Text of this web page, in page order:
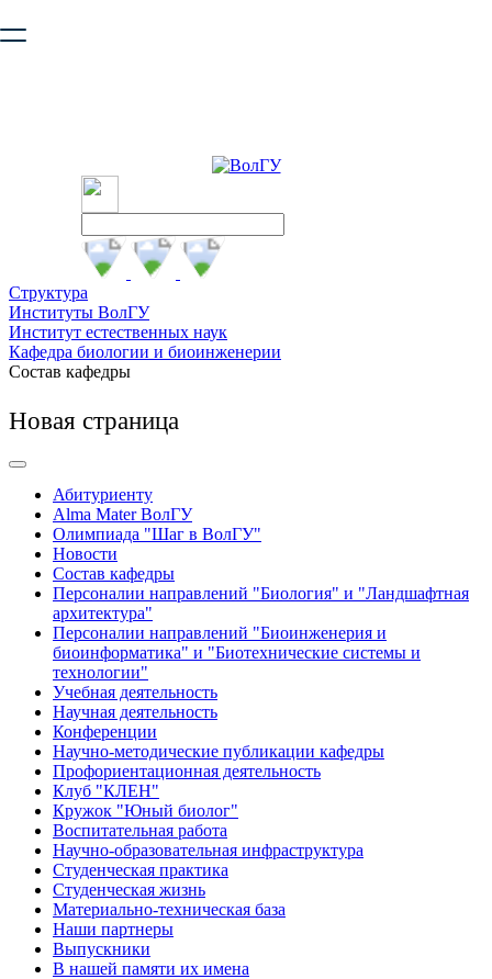
безопасную работу с сайтом. Пожалуйста
Структура
Институты ВолГУ
Институт естественных наук
Кафедра биологии и биоинженерии
Состав кафедры
Новая страница
Абитуриенту
Alma Mater ВолГУ
Олимпиада "Шаг в ВолГУ"
Новости
Состав кафедры
Персоналии направлений "Биология" и "Ландшафтная
архитектура"
Персоналии направлений "Биоинженерия и
биоинформатика" и "Биотехнические системы и
технологии"
Учебная деятельность
Научная деятельность
Конференции
Научно-методические публикации кафедры
Профориентационная деятельность
Клуб "КЛЕН"
Кружок "Юный биолог"
Воспитательная работа
Научно-образовательная инфраструктура
Студенческая практика
Студенческая жизнь
Материально-техническая база
Наши партнеры
Выпускники
В нашей памяти их имена